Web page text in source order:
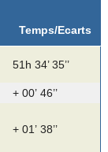
Temps/Ecarts
51h 34’ 35’’
+ 00’ 46’’
+ 01’ 38’’